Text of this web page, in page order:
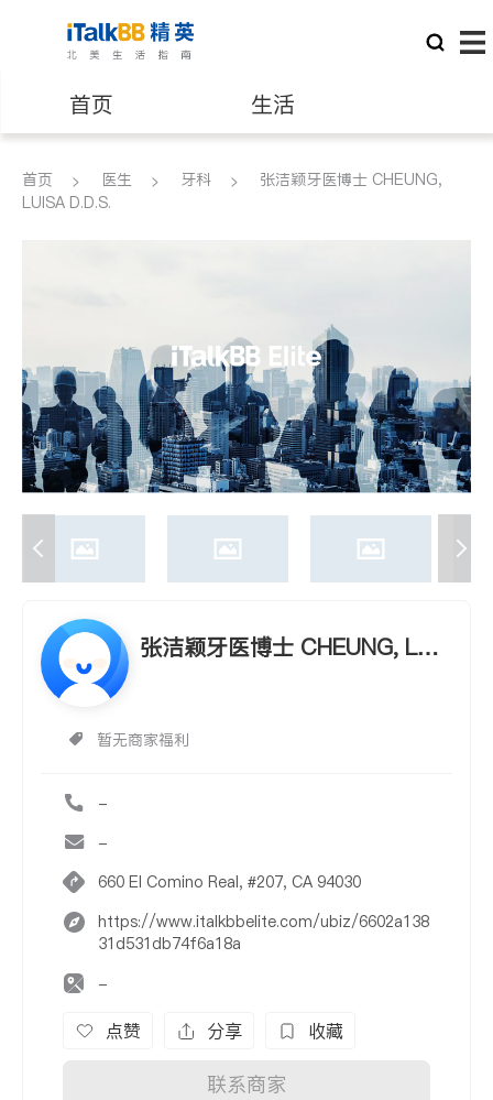
首页 生活
医生 律师
养老 非盈利组织
首页 医生 牙科
张洁颖牙医博士 CHEUNG,
LUISA D.D.S.
张洁颖牙医博士 CHEUNG, LUIS
暂无商家福利
-
-
660 El Comino Real, #207, CA 94030
https://www.italkbbelite.com/ubiz/6602a138
31d531db74f6a18a
-
点赞 分享 收藏
联系商家